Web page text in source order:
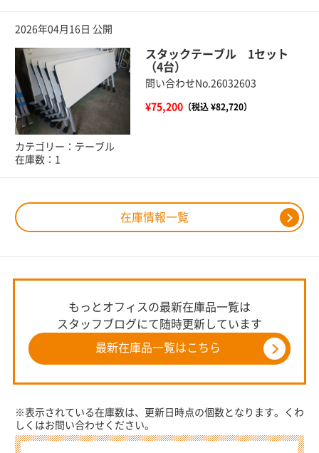
在庫情報一覧
2026年04月16日 公開
スタックテーブル 1セット
（4台）
問い合わせNo.26032603
¥75,200（税込 ¥82,720）
カテゴリー：テーブル
在庫数：1
もっとオフィスの最新在庫品一覧は
スタッフブログにて随時更新しています
最新在庫品一覧はこちら
※表示されている在庫数は、更新日時点の個数となります。くわ
しくはお問い合わせください。